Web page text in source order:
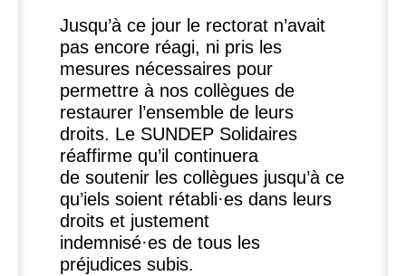
Jusqu’à ce jour le rectorat n’avait
pas encore réagi, ni pris les
mesures nécessaires pour
permettre à nos collègues de
restaurer l’ensemble de leurs
droits. Le SUNDEPSolidaires
réaffirme qu’il continuera
de soutenir les collègues jusqu’à ce
qu’iels soient rétabli·es dans leurs
droits et justement
indemnisé·es de tous les
préjudices subis.